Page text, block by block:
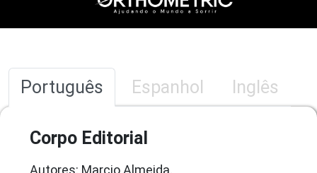
Português Espanhol Inglês
Corpo Editorial
Autores: Marcio Almeida,